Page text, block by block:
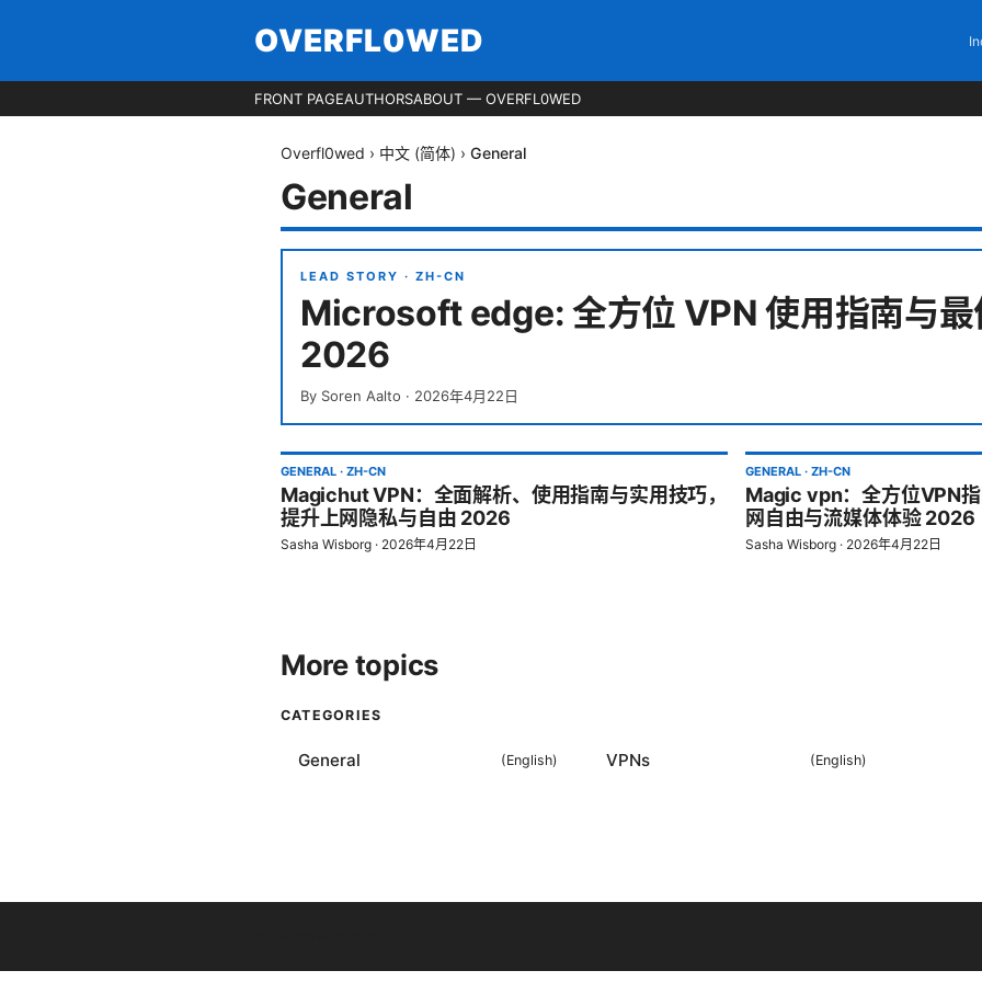
OVERFL0WED
FRONT PAGEAUTHORSABOUT — OVERFL0WED
Overfl0wed › 中文 (简体) › General
General
LEAD STORY · ZH-CN
Microsoft edge: 全方位 VPN 使用指南与最
2026
By Soren Aalto · 2026年4月22日
GENERAL · ZH-CN
Magichut VPN：全面解析、使用指南与实用技巧，
提升上网隐私与自由 2026
Sasha Wisborg · 2026年4月22日
GENERAL · ZH-CN
Magic vpn：全方位VPN
网自由与流媒体体验 2026
Sasha Wisborg · 2026年4月22日
More topics
CATEGORIES
General (English) VPNs (English)